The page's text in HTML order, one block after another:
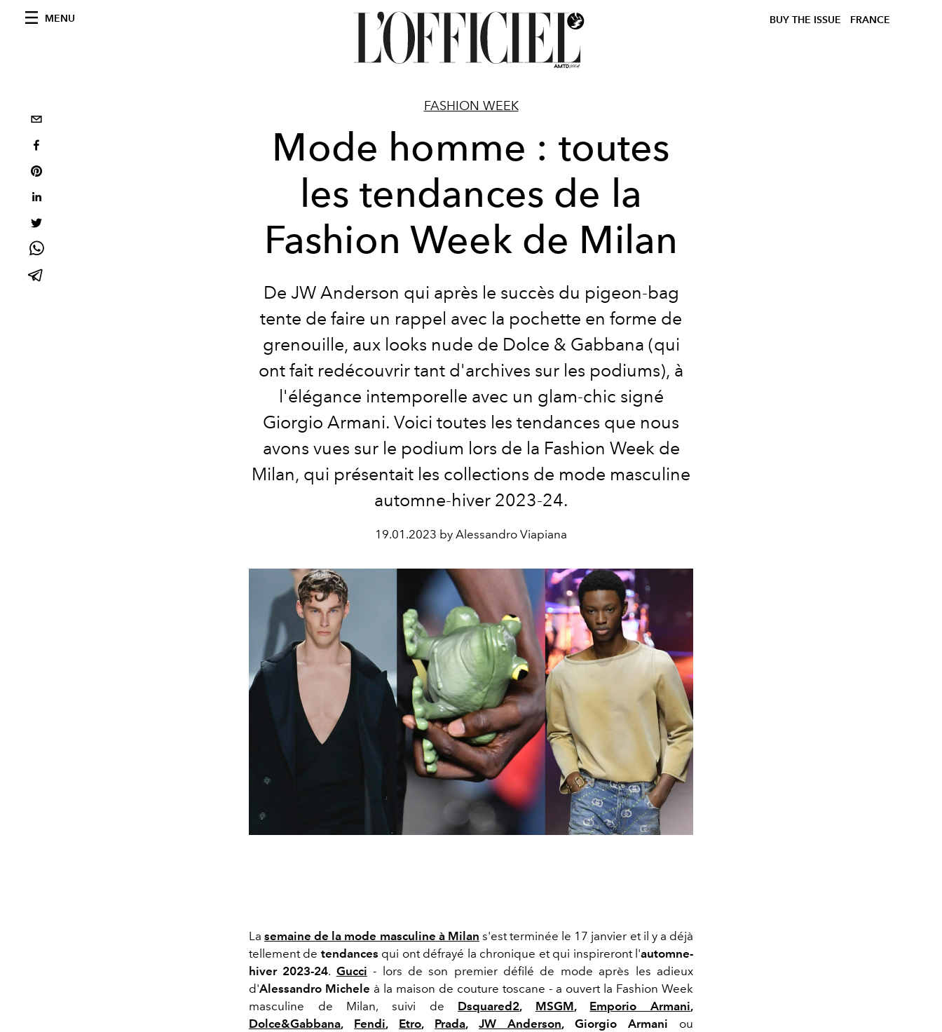
MENU BUY THE ISSUE FRANCE
FASHION WEEK
Mode homme : toutes
les tendances de la
Fashion Week de Milan
De JW Anderson qui après le succès du pigeon-bag
tente de faire un rappel avec la pochette en forme de
grenouille, aux looks nude de Dolce & Gabbana (qui
ont fait redécouvrir tant d'archives sur les podiums), à
l'élégance intemporelle avec un glam-chic signé
Giorgio Armani. Voici toutes les tendances que nous
avons vues sur le podium lors de la Fashion Week de
Milan, qui présentait les collections de mode masculine
automne-hiver 2023-24.
19.01.2023 by Alessandro Viapiana
Lasemaine de la mode masculine à Milan s'est terminée le 17 janvier et il y a déjà
tellement de tendances qui ont défrayé la chronique et qui inspireront l'automne-
hiver 2023-24. Gucci -
lors de son premier défilé de mode après les adieux
d'Alessandro Michele à la maison de couture toscane - a ouvert la Fashion Week
masculine de Milan, suivi de Dsquared2, MSGM, Emporio Armani,
Dolce&Gabbana, Fendi, Etro, Prada, JW Anderson, Giorgio Armani ou